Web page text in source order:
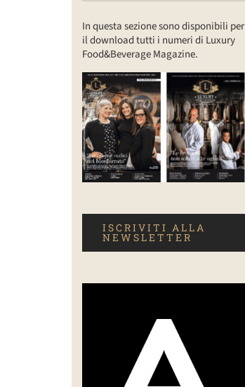
In questa sezione sono disponibili per
il download tutti i numeri di Luxury
Food&Beverage Magazine.
ISCRIVITI ALLA
NEWSLETTER